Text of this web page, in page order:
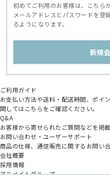
初めてご利用のお客様は、こちら
メールアドレスとパスワードを登
るようになります。
ご利用ガイド
お支払い方法や送料・配送時間、ポイ
関してはこちらをご確認ください。
Q&A
お客様から寄せられたご質問などを掲載
お問い合わせ・ユーザーサポート
商品の仕様、通信販売に関するお問い
会社概要
採用情報